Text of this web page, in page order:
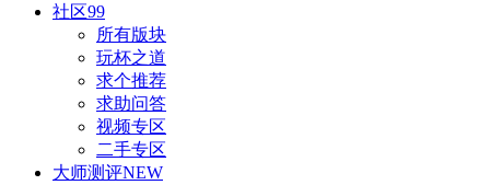
社区99
所有版块
玩杯之道
求个推荐
求助问答
视频专区
二手专区
大师测评NEW